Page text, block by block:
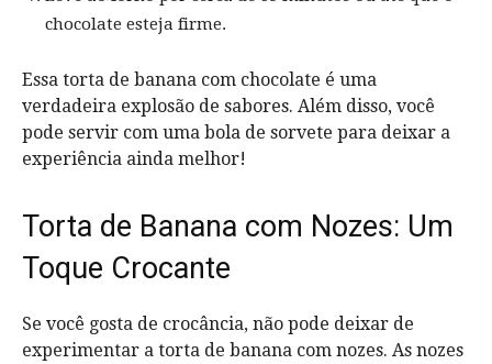
chocolate esteja firme.
Essa torta de banana com chocolate é uma
verdadeira explosão de sabores. Além disso, você
pode servir com uma bola de sorvete para deixar a
experiência ainda melhor!
Torta de Banana com Nozes: Um
Toque Crocante
Se você gosta de crocância, não pode deixar de
experimentar a torta de banana com nozes. As nozes